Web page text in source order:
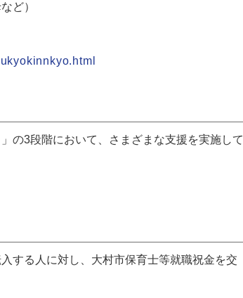
ど）
の3段階において、さまざまな支援を実施して
する人に対し、大村市保育士等就職祝金を交